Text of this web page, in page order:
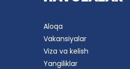
Aloqa
Vakansiyalar
Viza va kelish
Yangiliklar